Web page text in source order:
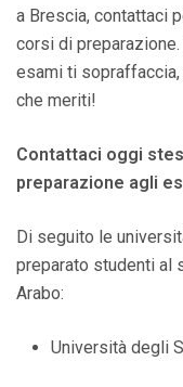
a Brescia, contattaci
corsi di
esami ti
che meriti!
Contattaci oggi
preparazione agli
Di seguito le
preparato studenti al
Arabo:
Università degli